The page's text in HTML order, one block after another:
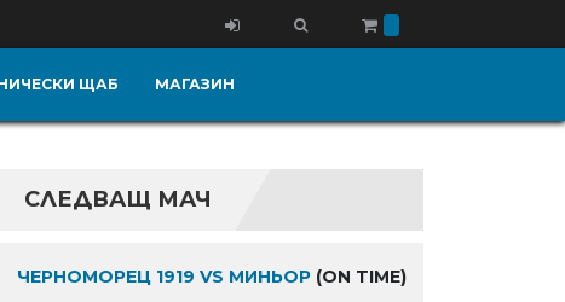
ЩАБ МАГАЗИН
СЛЕДВАЩ МАЧ
ЧЕРНОМОРЕЦ 1919 VS МИНЬОР (ON TIME)